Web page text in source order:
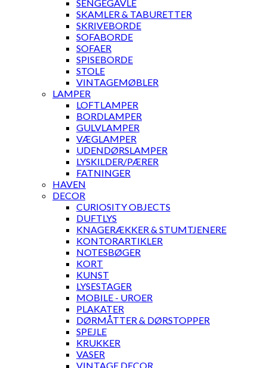
SENGEGAVLE
SKAMLER & TABURETTER
SKRIVEBORDE
SOFABORDE
SOFAER
SPISEBORDE
STOLE
VINTAGEMØBLER
LAMPER
LOFTLAMPER
BORDLAMPER
GULVLAMPER
VÆGLAMPER
UDENDØRSLAMPER
LYSKILDER/PÆRER
FATNINGER
HAVEN
DECOR
CURIOSITY OBJECTS
DUFTLYS
KNAGERÆKKER & STUMTJENERE
KONTORARTIKLER
NOTESBØGER
KORT
KUNST
LYSESTAGER
MOBILE - UROER
PLAKATER
DØRMÅTTER & DØRSTOPPER
SPEJLE
KRUKKER
VASER
VINTAGE DECOR